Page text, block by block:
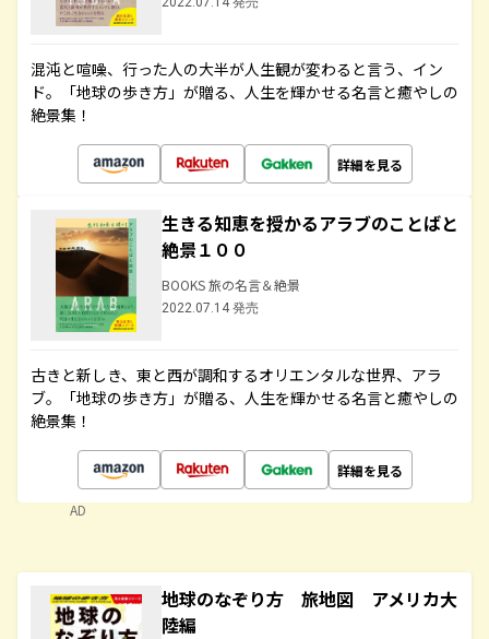
混沌と喧噪、行った人の大半が人生観が変わると言う、イン
ド。「地球の歩き方」が贈る、人生を輝かせる名言と癒やしの
絶景集！
詳細を見る
生きる知恵を授かるアラブのことばと
絶景１００
BOOKS 旅の名言＆絶景
2022.07.14 発売
古きと新しき、東と西が調和するオリエンタルな世界、アラ
ブ。「地球の歩き方」が贈る、人生を輝かせる名言と癒やしの
絶景集！
詳細を見る
AD
地球のなぞり方 旅地図 アメリカ大
陸編